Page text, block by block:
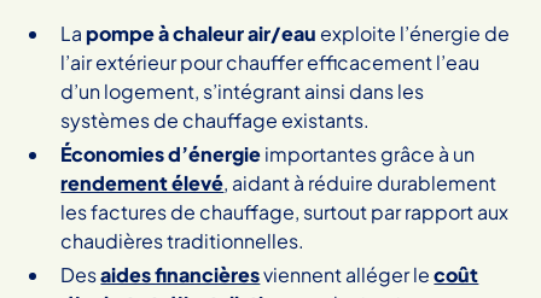
Lapompe à chaleur air/eauexploite l’énergie de
l’air extérieur pour chauffer efficacement l’eau
d’un logement, s’intégrant ainsi dans les
systèmes de chauffage existants.
Économies d’énergieimportantes grâce à un
rendement élevé, aidant à réduire durablement
les factures de chauffage, surtout par rapport aux
chaudières traditionnelles.
Desaides financièresviennent alléger lecoût